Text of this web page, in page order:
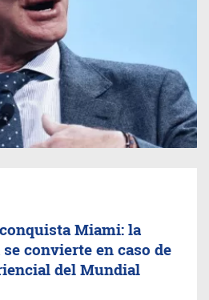
Miami: la
convierte en caso de
del Mundial